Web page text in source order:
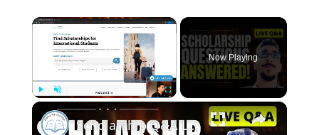
×
Now Playing
×
Scholarship Q&A Livestream